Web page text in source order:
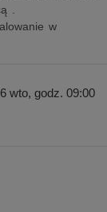
.
w
wto, godz. 09:00